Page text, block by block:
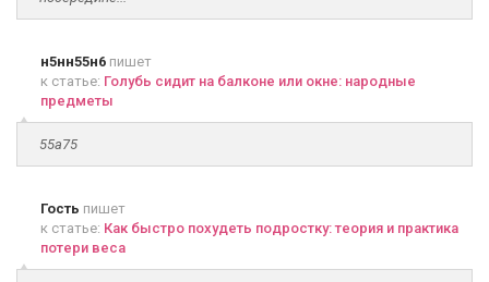
н5нн55н6 пишет
к статье: Голубь сидит на балконе или окне: народные
предметы
55а75
Гость пишет
к статье: Как быстро похудеть подростку: теория и практика
потери веса